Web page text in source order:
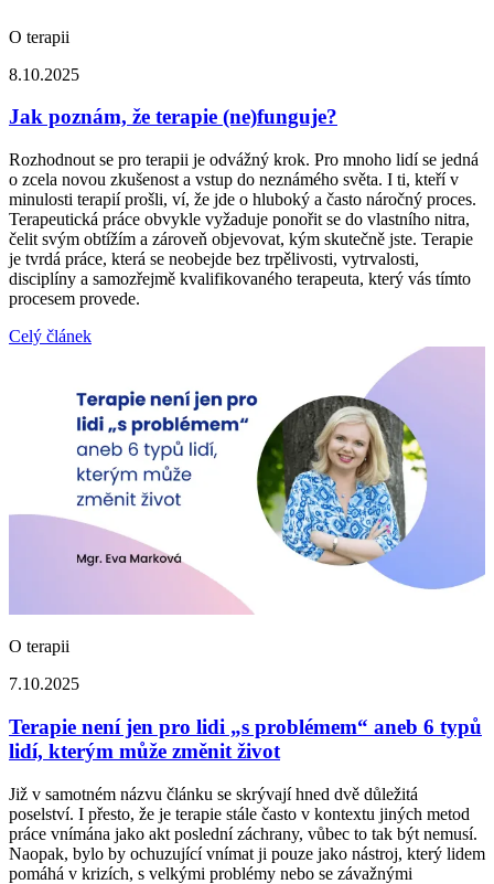
O terapii
8.10.2025
Jak poznám, že terapie (ne)funguje?
Rozhodnout se pro terapii je odvážný krok. Pro mnoho lidí se jedná
o zcela novou zkušenost a vstup do neznámého světa. I ti, kteří v
minulosti terapií prošli, ví, že jde o hluboký a často náročný proces.
Terapeutická práce obvykle vyžaduje ponořit se do vlastního nitra,
čelit svým obtížím a zároveň objevovat, kým skutečně jste. Terapie
je tvrdá práce, která se neobejde bez trpělivosti, vytrvalosti,
disciplíny a samozřejmě kvalifikovaného terapeuta, který vás tímto
procesem provede.
Celý článek
O terapii
7.10.2025
Terapie není jen pro lidi „s problémem“ aneb 6 typů
lidí, kterým může změnit život
Již v samotném názvu článku se skrývají hned dvě důležitá
poselství. I přesto, že je terapie stále často v kontextu jiných metod
práce vnímána jako akt poslední záchrany, vůbec to tak být nemusí.
Naopak, bylo by ochuzující vnímat ji pouze jako nástroj, který lidem
pomáhá v krizích, s velkými problémy nebo se závažnými